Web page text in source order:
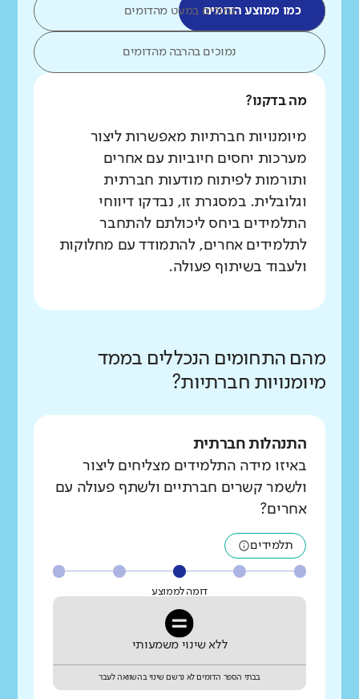
כמו ממוצע הדומיםנמוכים במעט מהדומים
נמוכים בהרבה מהדומים
מה בדקנו?
מיומנויות חברתיות מאפשרות ליצור
מערכות יחסים חיוביות עם אחרים
ותורמות לפיתוח מודעות חברתית
וגלובלית. במסגרת זו, נבדקו דיווחי
התלמידים ביחס ליכולתם להתחבר
לתלמידים אחרים, להתמודד עם מחלוקות
ולעבוד בשיתוף פעולה.
מהם התחומים הנכללים בממד
מיומנויות חברתיות?
התנהלות חברתית
באיזו מידה התלמידים מצליחים ליצור
ולשמר קשרים חברתיים ולשתף פעולה עם
אחרים?
תלמידים
דומה לממוצע
ללא שינוי משמעותי
בבתי הספר הדומים לא נרשם שינוי בהשוואה לעבר